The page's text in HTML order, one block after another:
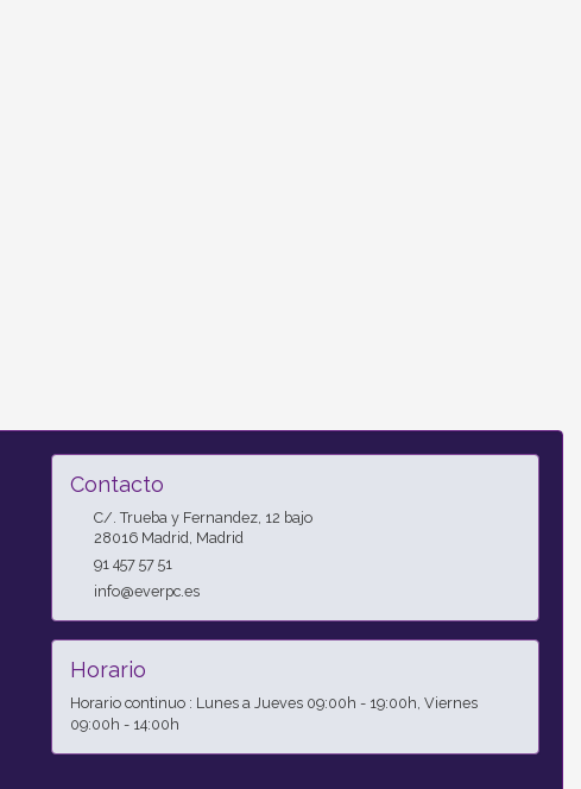
Contacto
C/. Trueba y Fernandez, 12 bajo
28016 Madrid Madrid
91 457 57 51
info@everpc.es
Horario
Horario continuo : Lunes a Jueves 09:00h - 19:00h, Viernes
09:00h - 14:00h